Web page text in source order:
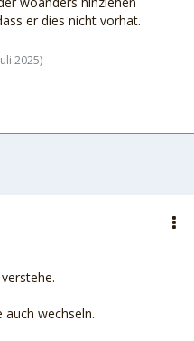
er dies nicht vorhat.
2025)
wechseln.